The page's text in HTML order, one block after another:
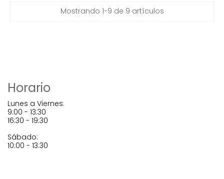
Mostrando 1-9 de 9 artículos
Horario
Lunes a Viernes:
9:00 - 13:30
16:30 - 19:30
Sábado:
10:00 - 13:30